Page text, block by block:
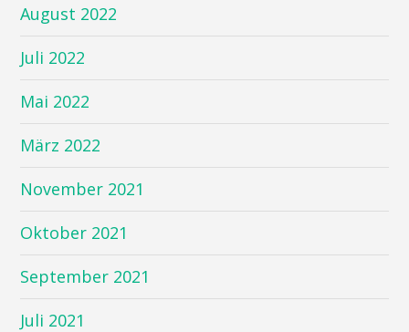
August 2022
Juli 2022
Mai 2022
März 2022
November 2021
Oktober 2021
September 2021
Juli 2021